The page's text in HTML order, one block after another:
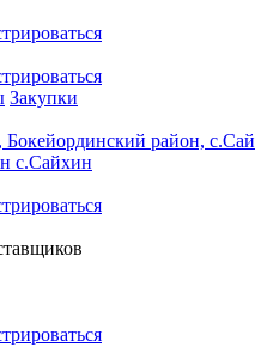
Закупки
Бокейординский район, с.Сай
с.Сайхин